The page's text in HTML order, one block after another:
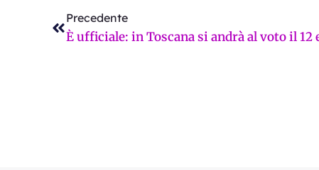
Precedente